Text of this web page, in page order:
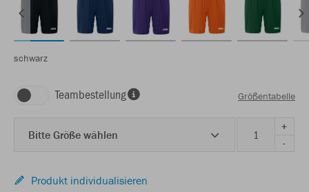
schwarz
Teambestellung Größentabelle
Bitte Größe wählen
+
-
Produkt individualisieren